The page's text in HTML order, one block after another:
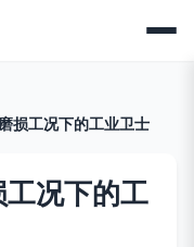
损工况下的工业卫士
工况下的工